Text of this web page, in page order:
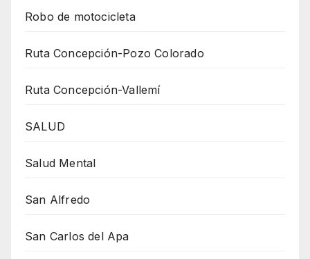
Robo de motocicleta
Ruta Concepción-Pozo Colorado
Ruta Concepción-Vallemí
SALUD
Salud Mental
San Alfredo
San Carlos del Apa